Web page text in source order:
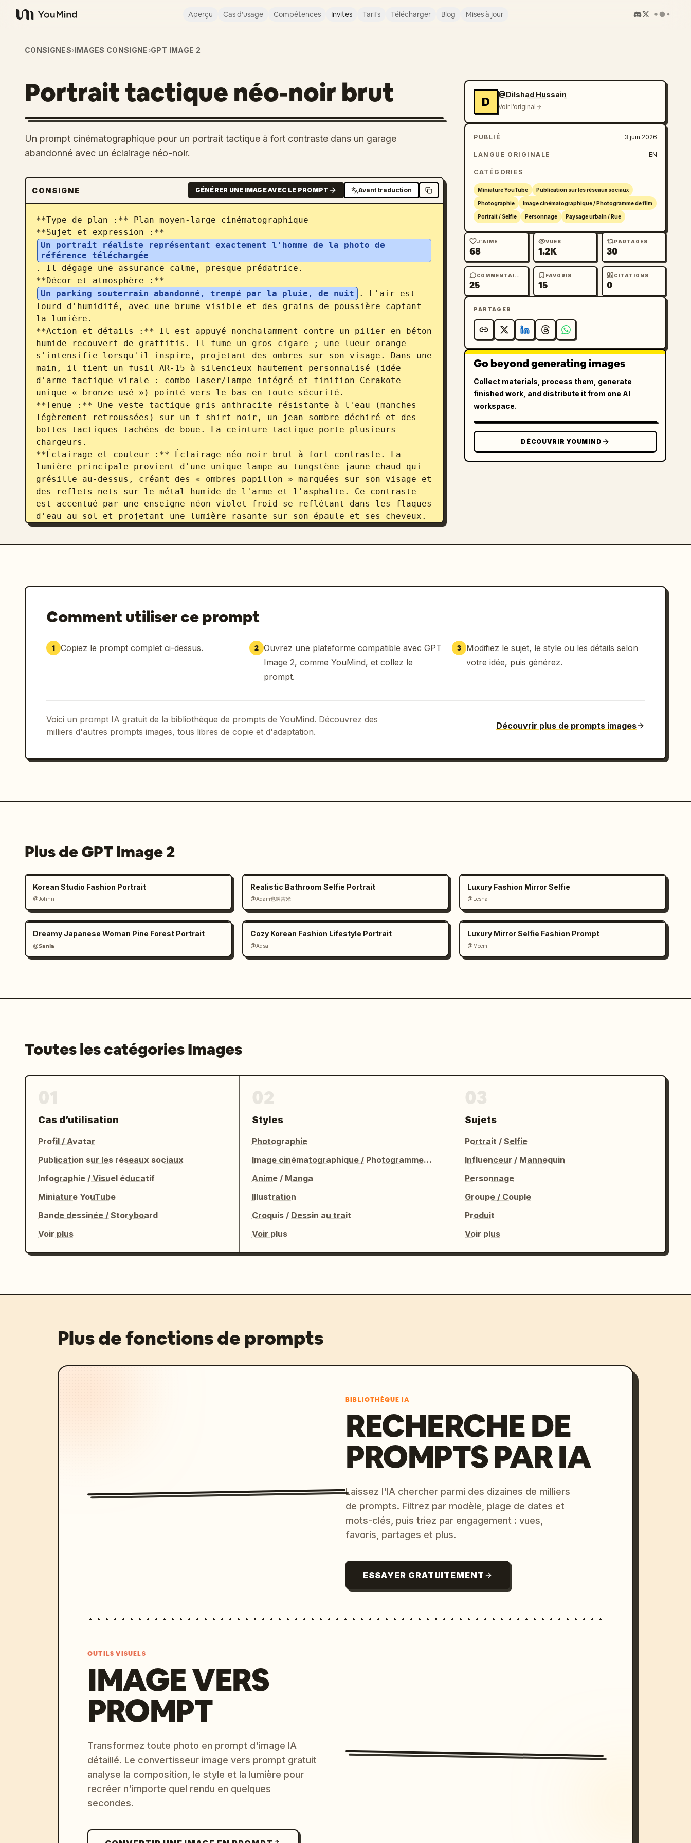
YouMind
Aperçu Cas d'usage Compétences Invites Tarifs Télécharger Blog Mises à jour
CONSIGNES›IMAGES CONSIGNE›GPT IMAGE 2
Portrait tactique néo-noir brut
Un prompt cinématographique pour un portrait tactique à fort contraste dans un garage
abandonné avec un éclairage néo-noir.
CONSIGNE GÉNÉRER UNE IMAGE AVEC LE PROMPT Avant traduction
**Type de plan :** Plan moyen-large cinématographique
**Sujet et expression :**
Un portrait réaliste représentant exactement l'homme de la photo de
référence téléchargée
. Il dégage une assurance calme, presque prédatrice.
**Décor et atmosphère :**
Un parking souterrain abandonné, trempé par la pluie, de nuit
. L'air est
lourd d'humidité, avec une brume visible et des grains de poussière captant
la lumière.
**Action et détails :** Il est appuyé nonchalamment contre un pilier en béton
humide recouvert de graffitis. Il fume un gros cigare ; une lueur orange
s'intensifie lorsqu'il inspire, projetant des ombres sur son visage. Dans une
main, il tient un fusil AR-15 à silencieux hautement personnalisé (idée
d'arme tactique virale : combo laser/lampe intégré et finition Cerakote
unique « bronze usé ») pointé vers le bas en toute sécurité.
**Tenue :** Une veste tactique gris anthracite résistante à l'eau (manches
légèrement retroussées) sur un t-shirt noir, un jean sombre déchiré et des
bottes tactiques tachées de boue. La ceinture tactique porte plusieurs
chargeurs.
**Éclairage et couleur :** Éclairage néo-noir brut à fort contraste. La
lumière principale provient d'une unique lampe au tungstène jaune chaud qui
grésille au-dessus, créant des « ombres papillon » marquées sur son visage et
des reflets nets sur le métal humide de l'arme et l'asphalte. Ce contraste
est accentué par une enseigne néon violet froid se reflétant dans les flaques
d'eau au sol et projetant une lumière rasante sur son épaule et ses cheveux.
**Technique :** Prise de vue avec un objectif anamorphique Panavision (70 mm)
D
@Dilshad Hussain
Voir l’original
PUBLIÉ 3 juin 2026
LANGUE ORIGINALE EN
CATÉGORIES
Miniature YouTube Publication sur les réseaux sociaux
Photographie Image cinématographique / Photogramme de film
Portrait / Selfie Personnage Paysage urbain / Rue
J’AIME
68
VUES
1.2K
PARTAGES
30
COMMENTAIRES
25
FAVORIS
15
CITATIONS
0
PARTAGER
Go beyond generating images
Collect materials, process them, generate
finished work, and distribute it from one AI
workspace.
DÉCOUVRIR YOUMIND
Comment utiliser ce prompt
1 Copiez le prompt complet ci-dessus. 2 Ouvrez une plateforme compatible avec GPT
Image 2, comme YouMind, et collez le
prompt.
3
Modifiez le sujet, le style ou les détails selon
votre idée, puis générez.
Voici un prompt IA gratuit de la bibliothèque de prompts de YouMind. Découvrez des
milliers d'autres prompts images, tous libres de copie et d'adaptation.
Découvrir plus de prompts images
Plus de GPT Image 2
Korean Studio Fashion Portrait
@Johnn
Realistic Bathroom Selfie Portrait
@Adam也叫吉米
Luxury Fashion Mirror Selfie
@Eesha
Dreamy Japanese Woman Pine Forest Portrait
@𝗦𝗮𝗻𝗶𝗮
Cozy Korean Fashion Lifestyle Portrait
@Aqsa
Luxury Mirror Selfie Fashion Prompt
@Meem
Toutes les catégories Images
Cas d’utilisation
Profil / Avatar
Publication sur les réseaux sociaux
Infographie / Visuel éducatif
Miniature YouTube
Bande dessinée / Storyboard
Voir plus
Styles
Photographie
Image cinématographique / Photogramme de film
Anime / Manga
Illustration
Croquis / Dessin au trait
Voir plus
Sujets
Portrait / Selfie
Influenceur / Mannequin
Personnage
Groupe / Couple
Produit
Voir plus
Plus de fonctions de prompts
BIBLIOTHÈQUE IA
RECHERCHE DE
PROMPTS PAR IA
Laissez l'IA chercher parmi des dizaines de milliers
de prompts. Filtrez par modèle, plage de dates et
mots-clés, puis triez par engagement : vues,
favoris, partages et plus.
ESSAYER GRATUITEMENT
OUTILS VISUELS
IMAGE VERS
PROMPT
Transformez toute photo en prompt d'image IA
détaillé. Le convertisseur image vers prompt gratuit
analyse la composition, le style et la lumière pour
recréer n'importe quel rendu en quelques
secondes.